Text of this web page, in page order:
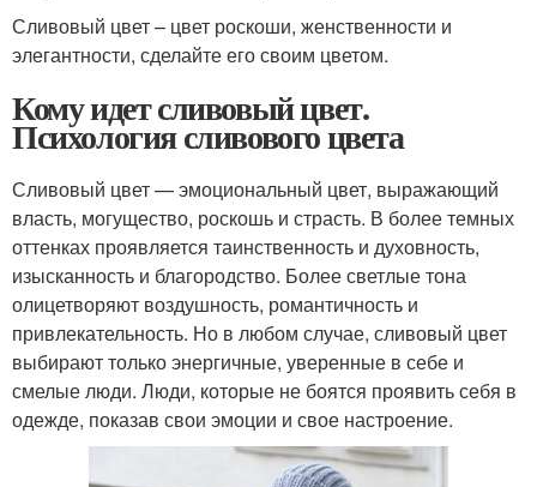
Сливовый цвет – цвет роскоши, женственности и
элегантности, сделайте его своим цветом.
Кому идет сливовый цвет.
Психология сливового цвета
Сливовый цвет — эмоциональный цвет, выражающий
власть, могущество, роскошь и страсть. В более темных
оттенках проявляется таинственность и духовность,
изысканность и благородство. Более светлые тона
олицетворяют воздушность, романтичность и
привлекательность. Но в любом случае, сливовый цвет
выбирают только энергичные, уверенные в себе и
смелые люди. Люди, которые не боятся проявить себя в
одежде, показав свои эмоции и свое настроение.